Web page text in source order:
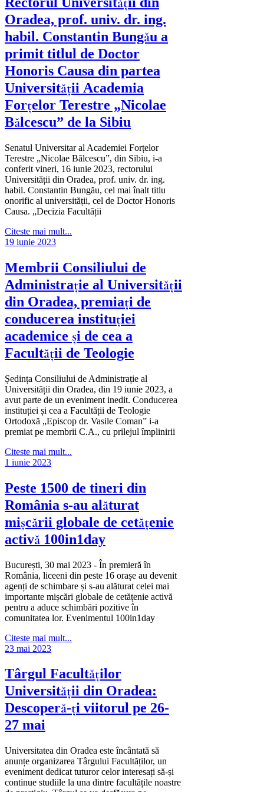
Oradea, prof. univ. dr. ing.
habil. Constantin Bungău a
primit titlul de Doctor
Honoris Causa din partea
Universității Academia
Forțelor Terestre „Nicolae
Bălcescu” de la Sibiu
Senatul Universitar al Academiei Forțelor
Terestre „Nicolae Bălcescu”, din Sibiu, i-a
conferit vineri, 16 iunie 2023, rectorului
Universității din Oradea, prof. univ. dr. ing.
habil. Constantin Bungău, cel mai înalt titlu
onorific al universității, cel de Doctor Honoris
Causa. „Decizia Facultății
Citeste mai mult...
19 iunie 2023
Membrii Consiliului de
Administrație al Universității
din Oradea, premiați de
conducerea instituției
academice și de cea a
Facultății de Teologie
Ședința Consiliului de Administrație al
Universității din Oradea, din 19 iunie 2023, a
avut parte de un eveniment inedit. Conducerea
instituției și cea a Facultății de Teologie
Ortodoxă „Episcop dr. Vasile Coman” i-a
premiat pe membrii C.A., cu prilejul împlinirii
Citeste mai mult...
1 iunie 2023
Peste 1500 de tineri din
România s-au alăturat
mișcării globale de cetățenie
activă 100in1day
București, 30 mai 2023 - În premieră în
România, liceeni din peste 16 orașe au devenit
agenți de schimbare și s-au alăturat celei mai
importante mișcări globale de cetățenie activă
pentru a aduce schimbări pozitive în
comunitatea lor. Evenimentul 100in1day
Citeste mai mult...
23 mai 2023
Târgul Facultăților
Universității din Oradea:
Descoperă-ți viitorul pe 26-
27 mai
Universitatea din Oradea este încântată să
anunțe organizarea Târgului Facultăților, un
eveniment dedicat tuturor celor interesați să-și
continue studiile la una dintre facultățile noastre